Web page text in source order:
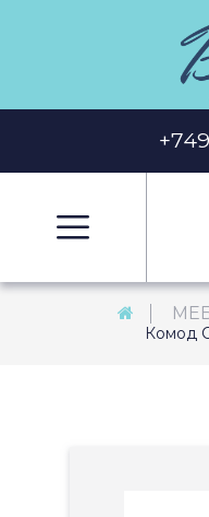
Комод